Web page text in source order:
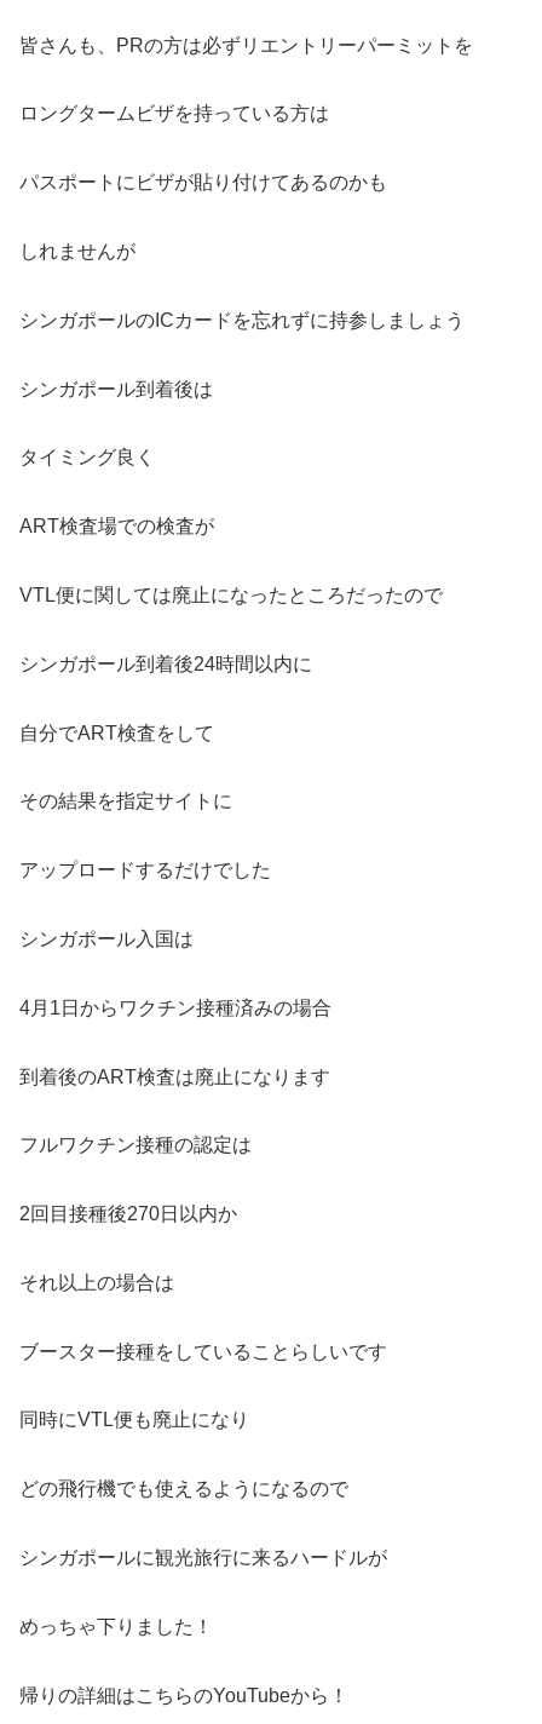
皆さんも、PRの方は必ずリエントリーパーミットを
ロングタームビザを持っている方は
パスポートにビザが貼り付けてあるのかも
しれませんが
シンガポールのICカードを忘れずに持参しましょう
シンガポール到着後は
タイミング良く
ART検査場での検査が
VTL便に関しては廃止になったところだったので
シンガポール到着後24時間以内に
自分でART検査をして
その結果を指定サイトに
アップロードするだけでした
シンガポール入国は
4月1日からワクチン接種済みの場合
到着後のART検査は廃止になります
フルワクチン接種の認定は
2回目接種後270日以内か
それ以上の場合は
ブースター接種をしていることらしいです
同時にVTL便も廃止になり
どの飛行機でも使えるようになるので
シンガポールに観光旅行に来るハードルが
めっちゃ下りました！
帰りの詳細はこちらのYouTubeから！